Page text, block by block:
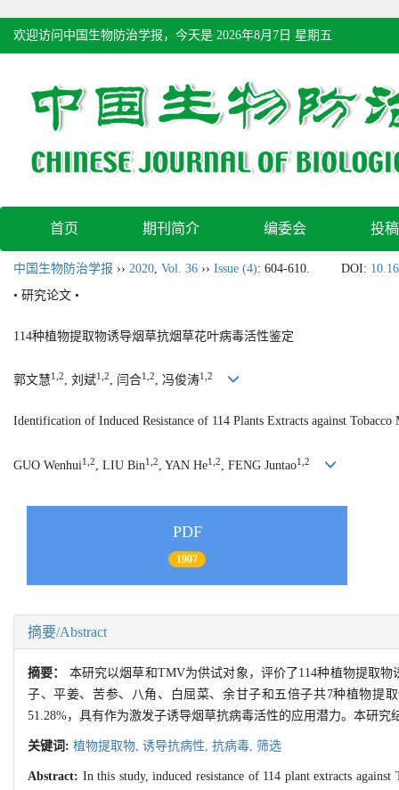
欢迎访问中国生物防治学报，今天是 2026年8月7日 星期五
首页 期刊简介 编委会 投
中国生物防治学报 ›› 2020, Vol. 36 ›› Issue (4): 604-610. DOI:
• 研究论文 •
114种植物提取物诱导烟草抗烟草花叶病毒活性鉴定
郭文慧1,2, 刘斌1,2, 闫合1,2, 冯俊涛1,2
Identification of Induced Resistance of 114 Plants Extracts against
GUO Wenhui1,2 , LIU Bin1,2 , YAN He1,2 , FENG Juntao1,2
PDF
1907
摘要/Abstract
摘要： 本研究以烟草和TMV为供试对象，评价了114种植物提取
子、平姜、苦参、八角、白屈菜、余甘子和五倍子共7种植物提
51.28%，具有作为激发子诱导烟草抗病毒活性的应用潜力。本研
关键词: 植物提取物, 诱导抗病性, 抗病毒, 筛选
Abstract: In this study, induced resistance of 114 plant extracts